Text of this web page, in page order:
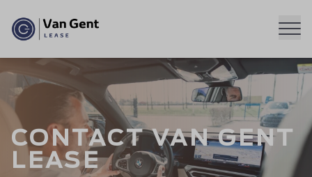
CONTACT VAN GENT
LEASE